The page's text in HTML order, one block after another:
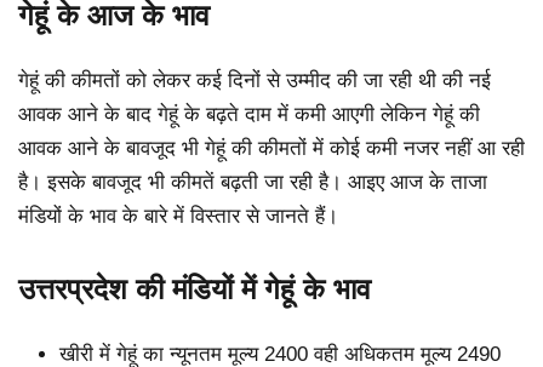
गेहूं के आज के भाव
गेहूं की कीमतों को लेकर कई दिनों से उम्मीद की जा रही थी की नई
आवक आने के बाद गेहूं के बढ़ते दाम में कमी आएगी लेकिन गेहूं की
आवक आने के बावजूद भी गेहूं की कीमतों में कोई कमी नजर नहीं आ रही
है। इसके बावजूद भी कीमतें बढ़ती जा रही है। आइए आज के ताजा
मंडियों के भाव के बारे में विस्तार से जानते हैं।
उत्तरप्रदेश की मंडियों में गेहूं के भाव
खीरी में गेहूं का न्यूनतम मूल्य 2400 वही अधिकतम मूल्य 2490